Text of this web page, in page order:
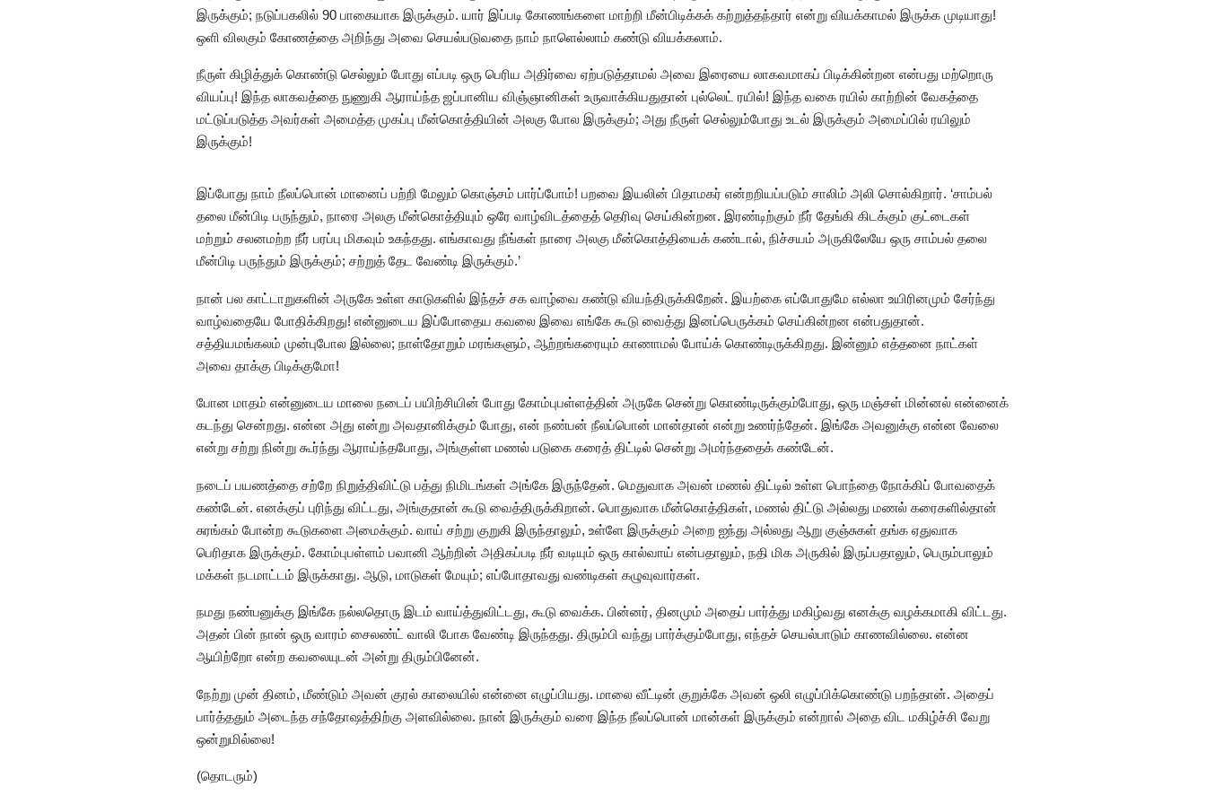
இருக்கும்; நடுப்பகலில் 90 பாகையாக இருக்கும். யார் இப்படி கோணங்களை மாற்றி மீன்பிடிக்கக் கற்றுத்தந்தார் என்று வியக்காமல் இருக்க முடியாது!
ஒளி விலகும் கோணத்தை அறிந்து அவை செயல்படுவதை நாம் நாளெல்லாம் கண்டு வியக்கலாம்.
நீருள் கிழித்துக் கொண்டு செல்லும் போது எப்படி ஒரு பெரிய அதிர்வை ஏற்படுத்தாமல் அவை இரையை லாகவமாகப் பிடிக்கின்றன என்பது மற்றொரு
வியப்பு! இந்த லாகவத்தை நுணுகி ஆராய்ந்த ஜப்பானிய விஞ்ஞானிகள் உருவாக்கியதுதான் புல்லெட் ரயில்! இந்த வகை ரயில் காற்றின் வேகத்தை
மட்டுப்படுத்த அவர்கள் அமைத்த முகப்பு மீன்கொத்தியின் அலகு போல இருக்கும்; அது நீருள் செல்லும்போது உடல் இருக்கும் அமைப்பில் ரயிலும்
இருக்கும்!
இப்போது நாம் நீலப்பொன் மானைப் பற்றி மேலும் கொஞ்சம் பார்ப்போம்! பறவை இயலின் பிதாமகர் என்றறியப்படும் சாலிம் அலி சொல்கிறார். ‘சாம்பல்
தலை மீன்பிடி பருந்தும், நாரை அலகு மீன்கொத்தியும் ஒரே வாழ்விடத்தைத் தெரிவு செய்கின்றன. இரண்டிற்கும் நீர் தேங்கி கிடக்கும் குட்டைகள்
மற்றும் சலனமற்ற நீர் பரப்பு மிகவும் உகந்தது. எங்காவது நீங்கள் நாரை அலகு மீன்கொத்தியைக் கண்டால், நிச்சயம் அருகிலேயே ஒரு சாம்பல் தலை
மீன்பிடி பருந்தும் இருக்கும்; சற்றுத் தேட வேண்டி இருக்கும்.’
நான் பல காட்டாறுகளின் அருகே உள்ள காடுகளில் இந்தச் சக வாழ்வை கண்டு வியந்திருக்கிறேன். இயற்கை எப்போதுமே எல்லா உயிரினமும் சேர்ந்து
வாழ்வதையே போதிக்கிறது! என்னுடைய இப்போதைய கவலை இவை எங்கே கூடு வைத்து இனப்பெருக்கம் செய்கின்றன என்பதுதான்.
சத்தியமங்கலம் முன்புபோல இல்லை; நாள்தோறும் மரங்களும், ஆற்றங்கரையும் காணாமல் போய்க் கொண்டிருக்கிறது. இன்னும் எத்தனை நாட்கள்
அவை தாக்கு பிடிக்குமோ!
போன மாதம் என்னுடைய மாலை நடைப் பயிற்சியின் போது கோம்புபள்ளத்தின் அருகே சென்று கொண்டிருக்கும்போது, ஒரு மஞ்சள் மின்னல் என்னைக்
கடந்து சென்றது. என்ன அது என்று அவதானிக்கும் போது, என் நண்பன் நீலப்பொன் மான்தான் என்று உணர்ந்தேன். இங்கே அவனுக்கு என்ன வேலை
என்று சற்று நின்று கூர்ந்து ஆராய்ந்தபோது, அங்குள்ள மணல் படுகை கரைத் திட்டில் சென்று அமர்ந்ததைக் கண்டேன்.
நடைப் பயணத்தை சற்றே நிறுத்திவிட்டு பத்து நிமிடங்கள் அங்கே இருந்தேன். மெதுவாக அவன் மணல் திட்டில் உள்ள பொந்தை நோக்கிப் போவதைக்
கண்டேன். எனக்குப் புரிந்து விட்டது, அங்குதான் கூடு வைத்திருக்கிறான். பொதுவாக மீன்கொத்திகள், மணல் திட்டு அல்லது மணல் கரைகளில்தான்
சுரங்கம் போன்ற கூடுகளை அமைக்கும். வாய் சற்று குறுகி இருந்தாலும், உள்ளே இருக்கும் அறை ஐந்து அல்லது ஆறு குஞ்சுகள் தங்க ஏதுவாக
பெரிதாக இருக்கும். கோம்புபள்ளம் பவானி ஆற்றின் அதிகப்படி நீர் வடியும் ஒரு கால்வாய் என்பதாலும், நதி மிக அருகில் இருப்பதாலும், பெரும்பாலும்
மக்கள் நடமாட்டம் இருக்காது. ஆடு, மாடுகள் மேயும்; எப்போதாவது வண்டிகள் கழுவுவார்கள்.
நமது நண்பனுக்கு இங்கே நல்லதொரு இடம் வாய்த்துவிட்டது, கூடு வைக்க. பின்னர், தினமும் அதைப் பார்த்து மகிழ்வது எனக்கு வழக்கமாகி விட்டது.
அதன் பின் நான் ஒரு வாரம் சைலண்ட் வாலி போக வேண்டி இருந்தது. திரும்பி வந்து பார்க்கும்போது, எந்தச் செயல்பாடும் காணவில்லை. என்ன
ஆயிற்றோ என்ற கவலையுடன் அன்று திரும்பினேன்.
நேற்று முன் தினம், மீண்டும் அவன் குரல் காலையில் என்னை எழுப்பியது. மாலை வீட்டின் குறுக்கே அவன் ஒலி எழுப்பிக்கொண்டு பறந்தான். அதைப்
பார்த்ததும் அடைந்த சந்தோஷத்திற்கு அளவில்லை. நான் இருக்கும் வரை இந்த நீலப்பொன் மான்கள் இருக்கும் என்றால் அதை விட மகிழ்ச்சி வேறு
ஒன்றுமில்லை!
(தொடரும்)